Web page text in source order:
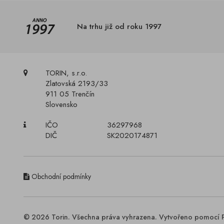
Na trhu již od roku 1997
TORIN, s.r.o.
Zlatovská 2193/33
911 05 Trenčín
Slovensko
IČO
36297968
DIČ
SK2020174871
Obchodní podmínky
© 2026 Torin. Všechna práva vyhrazena. Vytvořeno pomocí